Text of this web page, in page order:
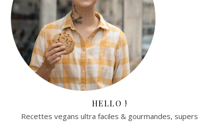
HELLO !
Recettes vegans ultra faciles & gourmandes, supers